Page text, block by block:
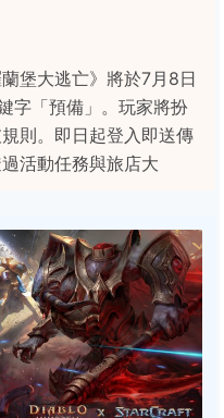
堡大逃亡》將於7月8日
字「預備」。玩家將扮
則。即日起登入即送傳
活動任務與旅店大